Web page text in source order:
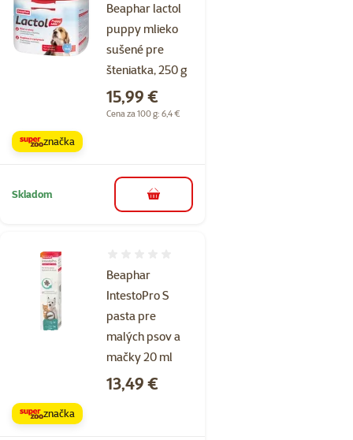
Beaphar lactol
puppy mlieko
sušené pre
šteniatka, 250 g
Cena
15,99 €
Cena za 100 g: 6,4 €
značka
Skladom do košíka
Beaphar
IntestoPro S
pasta pre
malých psov a
mačky 20 ml
Cena
13,49 €
značka